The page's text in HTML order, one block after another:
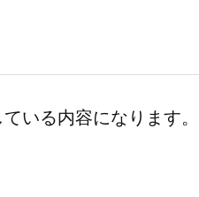
いる内容になります